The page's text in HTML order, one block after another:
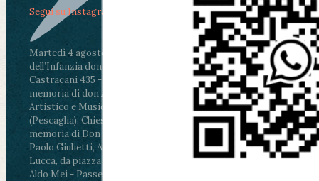
Martedì 4 agosto2026
ore 11:30 - Lucca, Scuola
dell’Infanzia don Aldo Mei - Viale Castruccio
Castracani 435 - Inaugurazione murales in
memoria di don Aldo Mei curato dal Liceo
Artistico e Musicale “Passaglia”
ore 18 - Fiano
(Pescaglia), Chiesa parrocchiale - Messa in
memoria di Don Aldo Mei celebrata da mons.
Paolo Giulietti, Arcivescovo di Lucca
ore 20.30 -
Lucca, da piazza San Michele al Cippo di don
Aldo Mei - Passeggiata della Memoria in alcuni
Segui su Instagram